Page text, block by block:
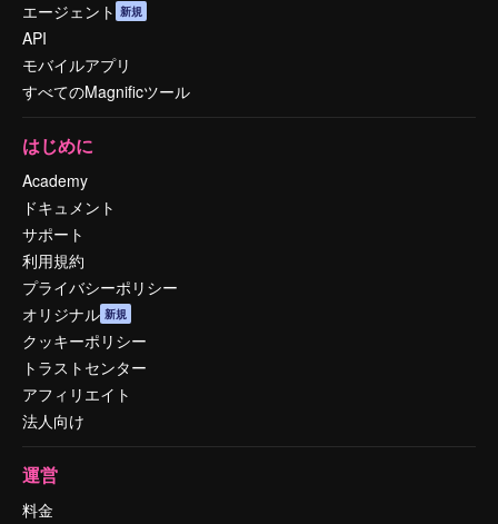
エージェント 新規
API
モバイルアプリ
すべてのMagnificツール
はじめに
Academy
ドキュメント
サポート
利用規約
プライバシーポリシー
オリジナル 新規
クッキーポリシー
トラストセンター
アフィリエイト
法人向け
運営
料金